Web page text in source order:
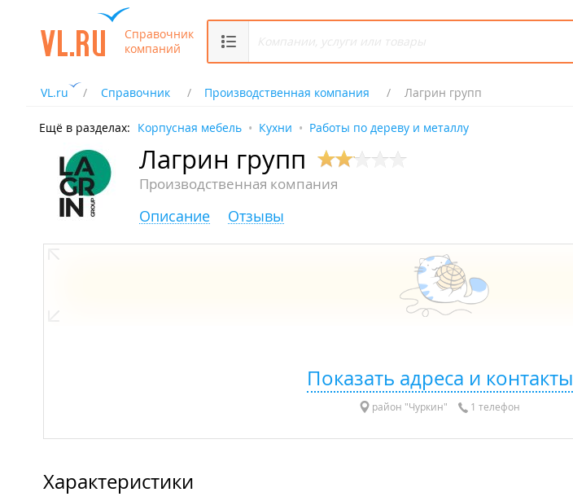
Справочник
компаний
VL.ru Справочник Производственная компания Лагрин групп
Ещё в разделах: Корпусная мебель Кухни Работы по дереву и металлу
Лагрин групп
Производственная компания
Описание Отзывы
Показать адреса и контакты
район "Чуркин" 1 телефон
Характеристики